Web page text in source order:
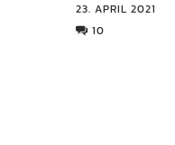
23. APRIL 2021
10